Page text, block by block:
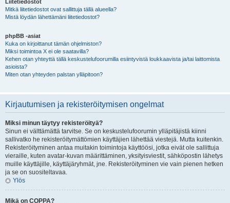
Liitetiedostot
Mitkä liitetiedostot ovat sallittuja tällä alueella?
Mistä löydän lähettämäni liitetiedostot?
phpBB -asiat
Kuka on kirjoittanut tämän ohjelmiston?
Miksi toimintoa X ei ole saatavilla?
Kehen otan yhteyttä tällä keskustelufoorumilla esiintyvistä loukkaavista ja/tai laittomista
asioista?
Miten otan yhteyden palstan ylläpitoon?
Kirjautumisen ja rekisteröitymisen ongelmat
Miksi minun täytyy rekisteröityä?
Sinun ei välttämättä tarvitse. Se on keskustelufoorumin ylläpitäjistä kiinni
sallivatko he rekisteröitymättömien käyttäjien lähettää viestejä. Mutta kuitenkin.
Rekisteröityminen antaa muitakin toimintoja käyttöösi, jotka eivät ole sallittuja
vieraille, kuten avatar-kuvan määrittäminen, yksityisviestit, sähköpostin lähetys
muille käyttäjille, käyttäjäryhmät, jne. Rekisteröityminen vie vain pienen hetken
ja se on suositeltavaa.
Ylös
Mikä on COPPA?